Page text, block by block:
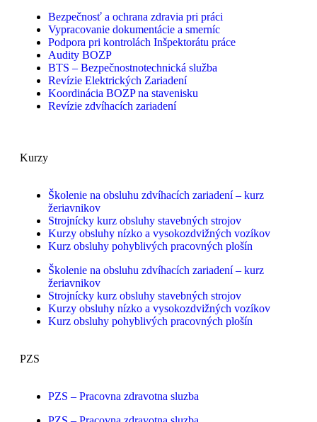
Bezpečnosť a ochrana zdravia pri práci
Vypracovanie dokumentácie a smerníc
Podpora pri kontrolách Inšpektorátu práce
Audity BOZP
BTS – Bezpečnostnotechnická služba
Revízie Elektrických Zariadení
Koordinácia BOZP na stavenisku
Revízie zdvíhacích zariadení
Kurzy
Školenie na obsluhu zdvíhacích zariadení – kurz
žeriavnikov
Strojnícky kurz obsluhy stavebných strojov
Kurzy obsluhy nízko a vysokozdvižných vozíkov
Kurz obsluhy pohyblivých pracovných plošín
Školenie na obsluhu zdvíhacích zariadení – kurz
žeriavnikov
Strojnícky kurz obsluhy stavebných strojov
Kurzy obsluhy nízko a vysokozdvižných vozíkov
Kurz obsluhy pohyblivých pracovných plošín
PZS
PZS – Pracovna zdravotna sluzba